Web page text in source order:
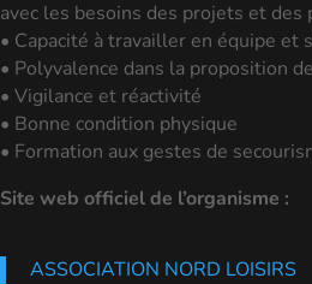
avec les besoins des projets et des
• Capacité à travailler en équipe et
• Polyvalence dans la proposition
• Vigilance et réactivité
• Bonne condition physique
• Formation aux gestes de
Site web officiel de l’organisme :
ASSOCIATION NORD LOISIRS